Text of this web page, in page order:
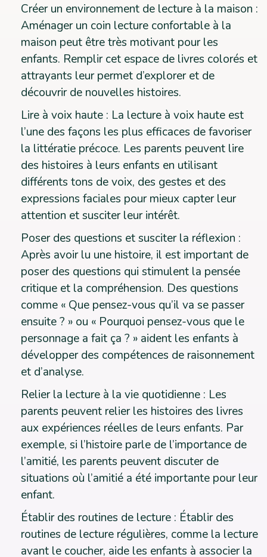
Créer un environnement de lecture à la maison :
Aménager un coin lecture confortable à la
maison peut être très motivant pour les
enfants. Remplir cet espace de livres colorés et
attrayants leur permet d’explorer et de
découvrir de nouvelles histoires.
Lire à voix haute : La lecture à voix haute est
l’une des façons les plus efficaces de favoriser
la littératie précoce. Les parents peuvent lire
des histoires à leurs enfants en utilisant
différents tons de voix, des gestes et des
expressions faciales pour mieux capter leur
attention et susciter leur intérêt.
Poser des questions et susciter la réflexion :
Après avoir lu une histoire, il est important de
poser des questions qui stimulent la pensée
critique et la compréhension. Des questions
comme « Que pensez-vous qu’il va se passer
ensuite ? » ou « Pourquoi pensez-vous que le
personnage a fait ça ? » aident les enfants à
développer des compétences de raisonnement
et d’analyse.
Relier la lecture à la vie quotidienne : Les
parents peuvent relier les histoires des livres
aux expériences réelles de leurs enfants. Par
exemple, si l’histoire parle de l’importance de
l’amitié, les parents peuvent discuter de
situations où l’amitié a été importante pour leur
enfant.
Établir des routines de lecture : Établir des
routines de lecture régulières, comme la lecture
avant le coucher, aide les enfants à associer la